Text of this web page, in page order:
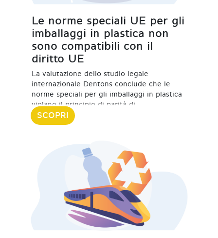
Le norme speciali UE per gli
imballaggi in plastica non
sono compatibili con il
diritto UE
La valutazione dello studio legale
internazionale Dentons conclude che le
norme speciali per gli imballaggi in plastica
violano il principio di parità di
20 Marzo 2024
SCOPRI